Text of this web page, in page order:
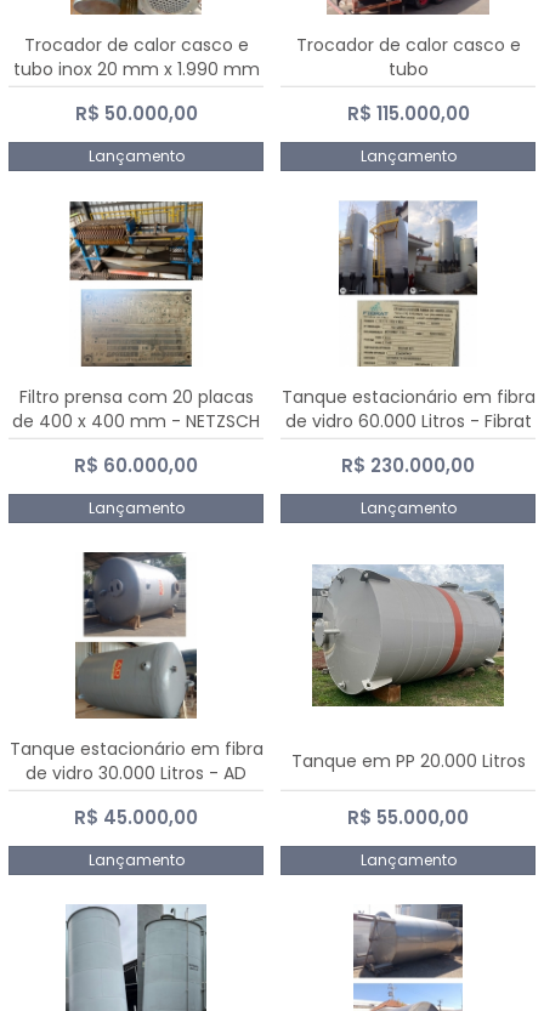
Trocador de calor casco e
tubo inox 20 mm x 1.990 mm
R$ 50.000,00
Lançamento
Trocador de calor casco e
tubo
R$ 115.000,00
Lançamento
Filtro prensa com 20 placas
de 400 x 400 mm - NETZSCH
R$ 60.000,00
Lançamento
Tanque estacionário em fibra
de vidro 60.000 Litros - Fibrat
R$ 230.000,00
Lançamento
Tanque estacionário em fibra
de vidro 30.000 Litros - AD
Fibras
R$ 45.000,00
Lançamento
Tanque em PP 20.000 Litros
R$ 55.000,00
Lançamento